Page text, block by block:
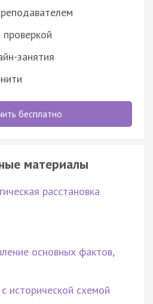
занятия
бесплатно
материалы
расстановка
основных фактов,
исторической схемой